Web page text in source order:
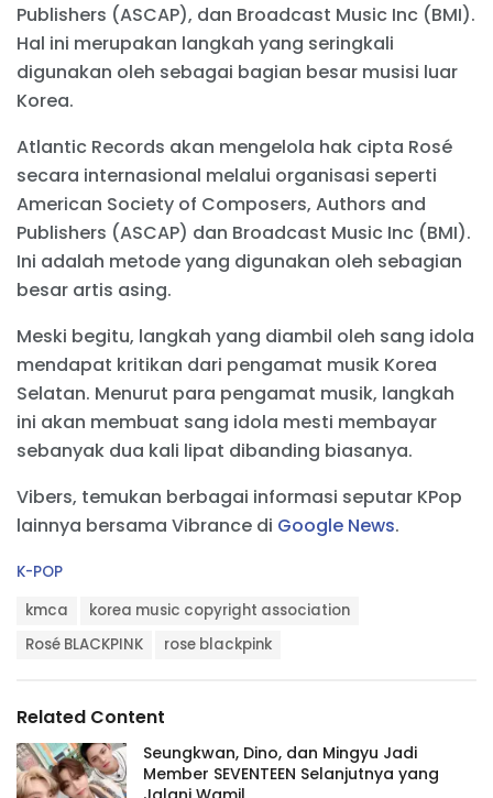
Publishers (ASCAP), dan Broadcast Music Inc (BMI).
Hal ini merupakan langkah yang seringkali
digunakan oleh sebagai bagian besar musisi luar
Korea.
Atlantic Records akan mengelola hak cipta Rosé
secara internasional melalui organisasi seperti
American Society of Composers, Authors and
Publishers (ASCAP) dan Broadcast Music Inc (BMI).
Ini adalah metode yang digunakan oleh sebagian
besar artis asing.
Meski begitu, langkah yang diambil oleh sang idola
mendapat kritikan dari pengamat musik Korea
Selatan. Menurut para pengamat musik, langkah
ini akan membuat sang idola mesti membayar
sebanyak dua kali lipat dibanding biasanya.
Vibers, temukan berbagai informasi seputar KPop
lainnya bersama Vibrance di Google News.
C
i
e
s
:
K-POP
kmca
korea music copyright association
Rosé BLACKPINK
rose blackpink
Related Content
Seungkwan, Dino, dan Mingyu Jadi
Member SEVENTEEN Selanjutnya yang